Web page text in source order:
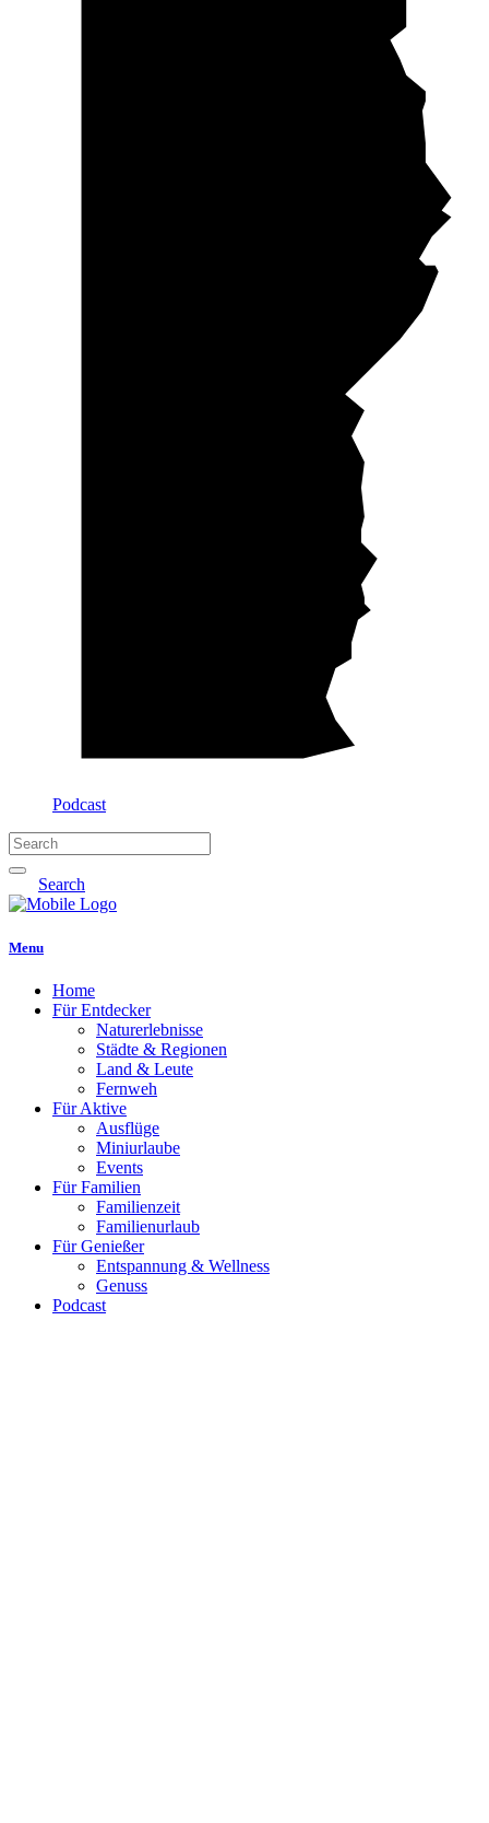
Podcast
Search
Menu
Home
Für Entdecker
Naturerlebnisse
Städte & Regionen
Land & Leute
Fernweh
Für Aktive
Ausflüge
Miniurlaube
Events
Für Familien
Familienzeit
Familienurlaub
Für Genießer
Entspannung & Wellness
Genuss
Podcast